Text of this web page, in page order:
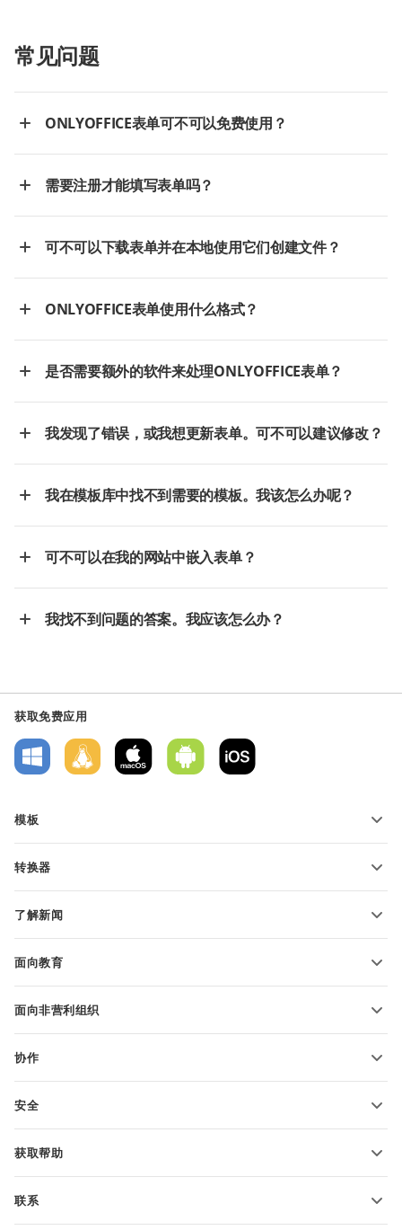
常见问题
ONLYOFFICE表单可不可以免费使用？
需要注册才能填写表单吗？
可不可以下载表单并在本地使用它们创建文件？
ONLYOFFICE表单使用什么格式？
是否需要额外的软件来处理ONLYOFFICE表单？
我发现了错误，或我想更新表单。可不可以建议修改？
我在模板库中找不到需要的模板。我该怎么办呢？
可不可以在我的网站中嵌入表单？
我找不到问题的答案。我应该怎么办？
获取免费应用
模板
文本文档模板
转换器
转换电子表格
了解新闻
面向教育
适用于教育人士
面向非营利组织
申请免费帐户
协作
翻译人员
安全
获取帮助
帮助中心
联系